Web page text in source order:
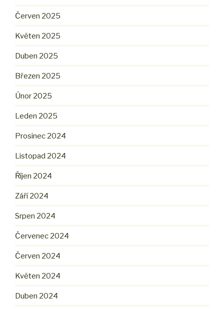
Červen 2025
Květen 2025
Duben 2025
Březen 2025
Únor 2025
Leden 2025
Prosinec 2024
Listopad 2024
Říjen 2024
Září 2024
Srpen 2024
Červenec 2024
Červen 2024
Květen 2024
Duben 2024